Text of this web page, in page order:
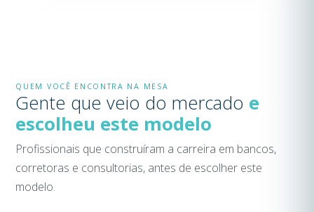
QUEM VOCÊ ENCONTRA NA MESA
Gente que veio do mercado e
escolheu este modelo
Profissionais que construíram a carreira em bancos,
corretoras e consultorias, antes de escolher este
modelo.